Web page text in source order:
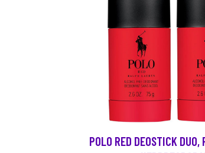
POLO RED DEOSTICK DUO,